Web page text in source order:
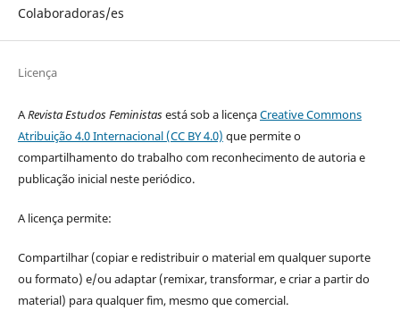
Colaboradoras/es
Licença
ARevista Estudos Feministasestá sob a licençaCreative Commons
Atribuição 4.0 Internacional (CC BY 4.0) que permite o
compartilhamento do trabalho com reconhecimento de autoria e
publicação inicial neste periódico.
A licença permite:
Compartilhar (copiar e redistribuir o material em qualquer suporte
ou formato) e/ou adaptar (remixar, transformar, e criar a partir do
material) para qualquer fim, mesmo que comercial.